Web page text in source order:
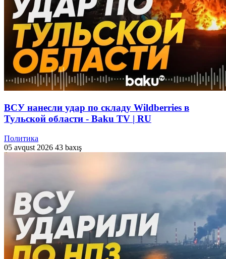
ВСУ нанесли удар по складу Wildberries в
Тульской области - Baku TV | RU
Политика
05 avqust 2026 43 baxış